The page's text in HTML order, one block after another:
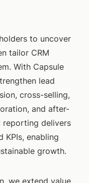
to uncover
tailor CRM
With Capsule
lead
cross-selling,
and after-
reporting delivers
KPIs, enabling
growth.
we extend value